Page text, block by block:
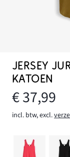
JERSEY
KATOEN
€ 37,99
incl. btw, excl.